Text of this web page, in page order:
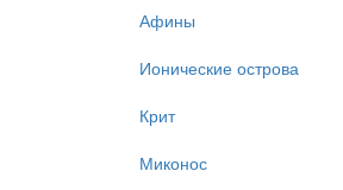
Афины
Ионические острова
Крит
Миконос